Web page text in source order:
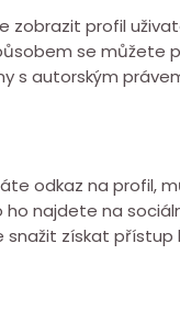
zobrazit profil
se můžete
s autorským
odkaz na profil,
najdete na
získat přístup